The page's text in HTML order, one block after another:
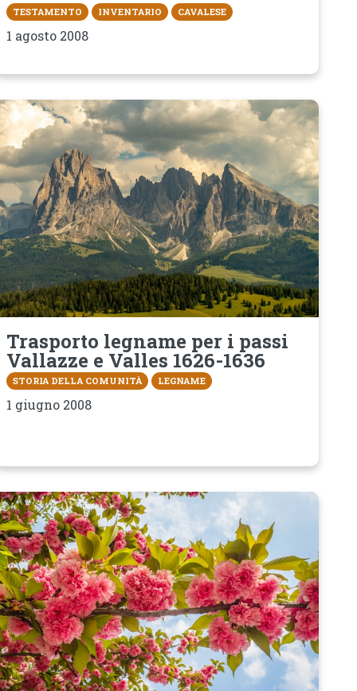
TESTAMENTO INVENTARIO CAVALESE
1 agosto 2008
Trasporto legname per i passi
Vallazze e Valles 1626-1636
STORIA DELLA COMUNITÀ LEGNAME
1 giugno 2008